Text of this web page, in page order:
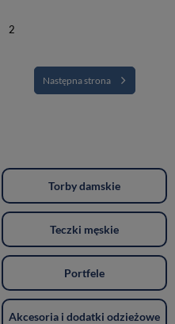
2
Następna strona
Torby damskie
Teczki męskie
Portfele
Akcesoria i dodatki odzieżowe